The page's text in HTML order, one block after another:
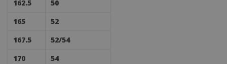
162.5
50
165
52
167.5
52/54
170
54